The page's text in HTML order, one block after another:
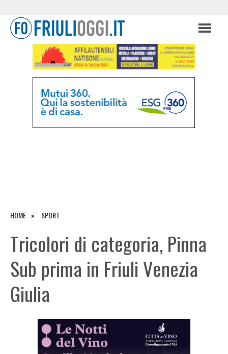
HOME SPORT
Tricolori di categoria, Pinna
Sub prima in Friuli Venezia
Giulia